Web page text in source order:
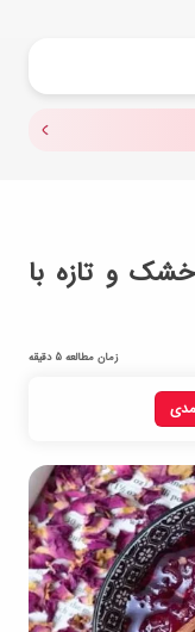
و تازه با
زمان مطالعه 5 دقیقه